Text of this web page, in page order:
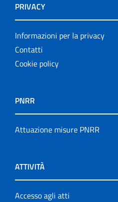
PRIVACY
Informazioni per la privacy
Contatti
Cookie policy
PNRR
Attuazione misure PNRR
ATTIVITÀ
Accesso agli atti